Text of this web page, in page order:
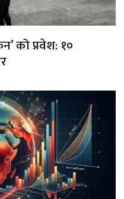
को प्रवेश: १०